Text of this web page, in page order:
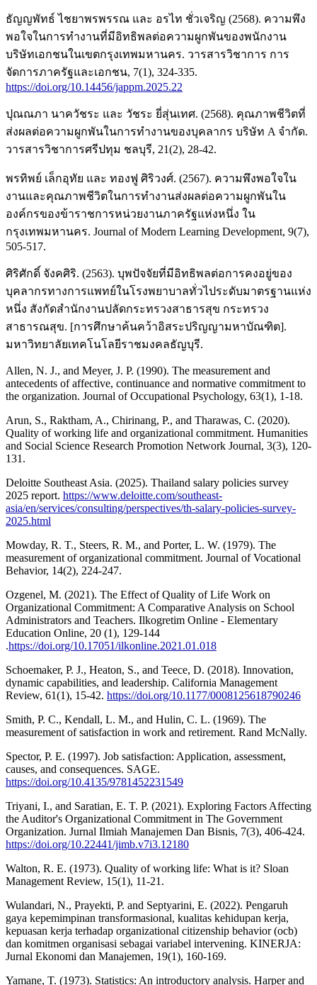
ธัญญพัทธ์ ไชยาพรพรรณ และ อรไท ชั่วเจริญ (2568). ความพึง
พอใจในการทำงานที่มีอิทธิพลต่อความผูกพันของพนักงาน
บริษัทเอกชนในเขตกรุงเทพมหานคร. วารสารวิชาการ การ
จัดการภาครัฐและเอกชน, 7(1), 324-335.
https://doi.org/10.14456/jappm.2025.22
ปุณณภา นาควัชระ และ วัชระ ยี่สุ่นเทศ. (2568). คุณภาพชีวิตที่
ส่งผลต่อความผูกพันในการทำงานของบุคลากร บริษัท A จำกัด.
วารสารวิชาการศรีปทุม ชลบุรี, 21(2), 28-42.
พรทิพย์ เล็กอุทัย และ ทองฟู ศิริวงศ์. (2567). ความพึงพอใจใน
งานและคุณภาพชีวิตในการทำงานส่งผลต่อความผูกพันใน
องค์กรของข้าราชการหน่วยงานภาครัฐแห่งหนึ่ง ใน
กรุงเทพมหานคร. Journal of Modern Learning Development, 9(7),
505-517.
ศิริศักดิ์ จังคศิริ. (2563). บุพปัจจัยที่มีอิทธิพลต่อการคงอยู่ของ
บุคลากรทางการแพทย์ในโรงพยาบาลทั่วไประดับมาตรฐานแห่ง
หนึ่ง สังกัดสำนักงานปลัดกระทรวงสาธารสุข กระทรวง
สาธารณสุข. [การศึกษาค้นคว้าอิสระปริญญามหาบัณฑิต].
มหาวิทยาลัยเทคโนโลยีราชมงคลธัญบุรี.
Allen, N. J., and Meyer, J. P. (1990). The measurement and
antecedents of affective, continuance and normative commitment to
the organization. Journal of Occupational Psychology, 63(1), 1-18.
Arun, S., Raktham, A., Chirinang, P., and Tharawas, C. (2020).
Quality of working life and organizational commitment. Humanities
and Social Science Research Promotion Network Journal, 3(3), 120-
131.
Deloitte Southeast Asia. (2025). Thailand salary policies survey
2025 report. https://www.deloitte.com/southeast-
asia/en/services/consulting/perspectives/th-salary-policies-survey-
2025.html
Mowday, R. T., Steers, R. M., and Porter, L. W. (1979). The
measurement of organizational commitment. Journal of Vocational
Behavior, 14(2), 224-247.
Ozgenel, M. (2021). The Effect of Quality of Life Work on
Organizational Commitment: A Comparative Analysis on School
Administrators and Teachers. Ilkogretim Online - Elementary
Education Online, 20 (1), 129-144
.https://doi.org/10.17051/ilkonline.2021.01.018
Schoemaker, P. J., Heaton, S., and Teece, D. (2018). Innovation,
dynamic capabilities, and leadership. California Management
Review, 61(1), 15-42. https://doi.org/10.1177/0008125618790246
Smith, P. C., Kendall, L. M., and Hulin, C. L. (1969). The
measurement of satisfaction in work and retirement. Rand McNally.
Spector, P. E. (1997). Job satisfaction: Application, assessment,
causes, and consequences. SAGE.
https://doi.org/10.4135/9781452231549
Triyani, I., and Saratian, E. T. P. (2021). Exploring Factors Affecting
the Auditor's Organizational Commitment in The Government
Organization. Jurnal Ilmiah Manajemen Dan Bisnis, 7(3), 406-424.
https://doi.org/10.22441/jimb.v7i3.12180
Walton, R. E. (1973). Quality of working life: What is it? Sloan
Management Review, 15(1), 11-21.
Wulandari, N., Prayekti, P. and Septyarini, E. (2022). Pengaruh
gaya kepemimpinan transformasional, kualitas kehidupan kerja,
kepuasan kerja terhadap organizational citizenship behavior (ocb)
dan komitmen organisasi sebagai variabel intervening. KINERJA:
Jurnal Ekonomi dan Manajemen, 19(1), 160-169.
Yamane, T. (1973). Statistics: An introductory analysis. Harper and